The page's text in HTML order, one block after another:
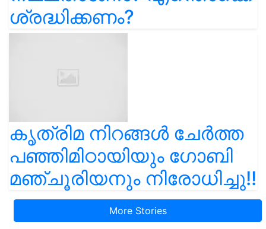
ശ്രദ്ധിക്കണം?
കൃത്രിമ നിറങ്ങൾ ചേർത്ത
പഞ്ഞിമിഠായിയും ഗോബി
മഞ്ചൂരിയനും നിരോധിച്ചു!!
More Stories